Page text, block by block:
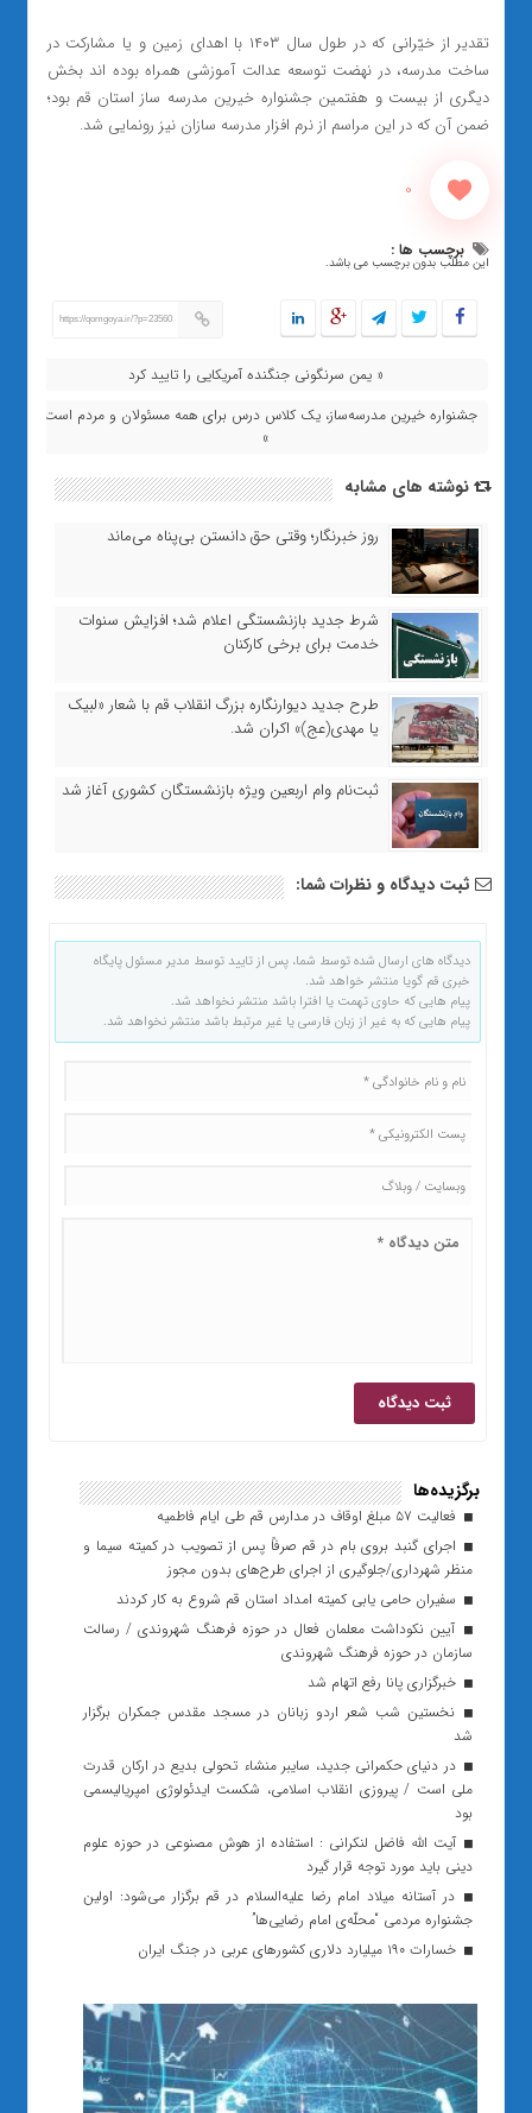
تقدیر از خیّرانی که در طول سال ۱۴۰۳ با اهدای زمین و یا مشارکت در
ساخت مدرسه، در نهضت توسعه عدالت آموزشی همراه بوده اند بخش
دیگری از بیست و هفتمین جشنواره خیرین مدرسه ساز استان قم بود؛
ضمن آن که در این مراسم از نرم افزار مدرسه سازان نیز رونمایی شد.
0
برچسب ها :
این مطلب بدون برچسب می باشد.
https://qomgoya.ir/?p=23560
« یمن سرنگونی جنگنده آمریکایی را تایید کرد
جشنواره خیرین مدرسه‌ساز، یک کلاس درس برای همه مسئولان و مردم است
»
نوشته های مشابه
روز خبرنگار؛ وقتی حق دانستن بی‌پناه می‌ماند
شرط جدید بازنشستگی اعلام شد؛ افزایش سنوات
خدمت برای برخی کارکنان
طرح جدید دیوارنگاره بزرگ انقلاب قم با شعار «لبیک
یا مهدی(عج)» اکران شد.
ثبت‌نام وام اربعین ویژه بازنشستگان کشوری آغاز شد
ثبت دیدگاه و نظرات شما:
دیدگاه های ارسال شده توسط شما، پس از تایید توسط مدیر مسئول پایگاه
خبری قم گویا منتشر خواهد شد.
پیام هایی که حاوی تهمت یا افترا باشد منتشر نخواهد شد.
پیام هایی که به غیر از زبان فارسی یا غیر مرتبط باشد منتشر نخواهد شد.
برگزیده‌ها
فعالیت ۵۷ مبلغ اوقاف در مدارس قم طی ایام فاطمیه
اجرای گنبد بروی بام در قم صرفاً پس از تصویب در کمیته سیما و
منظر شهرداری/جلوگیری از اجرای طرح‌های بدون مجوز
سفیران حامی یابی کمیته امداد استان قم شروع به کار کردند
آیین نکوداشت معلمان فعال در حوزه فرهنگ شهروندی / رسالت
سازمان در حوزه فرهنگ شهروندی
خبرگزاری پانا رفع اتهام شد
نخستین شب شعر اردو زبانان در مسجد مقدس جمکران برگزار
شد
در دنیای حکمرانی جدید، سایبر منشاء تحولی بدیع در ارکان قدرت
ملی است / پیروزی انقلاب اسلامی، شکست ایدئولوژی امپریالیسمی
بود
آیت الله فاضل لنکرانی : استفاده از هوش مصنوعی در حوزه علوم
دینی باید مورد توجه قرار گیرد
در آستانه میلاد امام رضا علیه‌السلام در قم برگزار می‌شود: اولین
جشنواره مردمی “محلّه‌ی امام رضایی‌ها”
خسارات ۱۹۰ میلیارد دلاری کشورهای عربی در جنگ ایران